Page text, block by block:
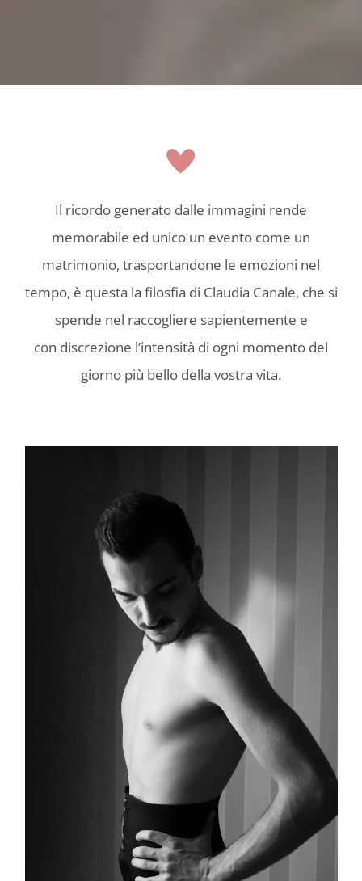
Il ricordo generato dalle immagini rende
memorabile ed unico un evento come un
matrimonio, trasportandone le emozioni nel
tempo, è questa la filosfia di Claudia Canale, che si
spende nel raccogliere sapientemente e
con discrezione l’intensità di ogni momento del
giorno più bello della vostra vita.